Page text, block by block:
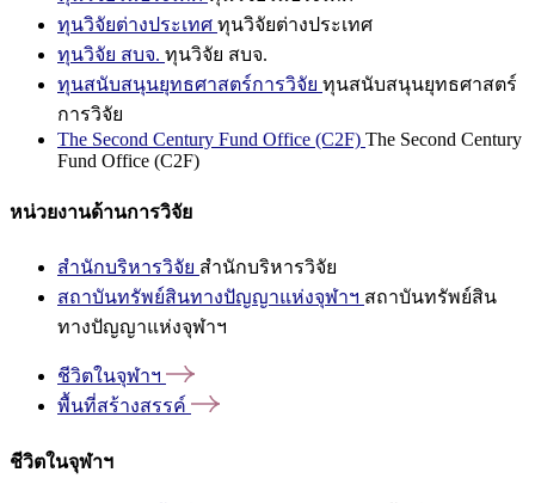
ทุนวิจัยต่างประเทศ ทุนวิจัยต่างประเทศ
ทุนวิจัย สบจ. ทุนวิจัย สบจ.
ทุนสนับสนุนยุทธศาสตร์การวิจัย ทุนสนับสนุนยุทธศาสตร์
การวิจัย
The Second Century Fund Office (C2F) The Second Century
Fund Office (C2F)
หน่วยงานด้านการวิจัย
สำนักบริหารวิจัย สำนักบริหารวิจัย
สถาบันทรัพย์สินทางปัญญาแห่งจุฬาฯ สถาบันทรัพย์สิน
ทางปัญญาแห่งจุฬาฯ
ชีวิตในจุฬาฯ
พื้นที่สร้างสรรค์
ชีวิตในจุฬาฯ